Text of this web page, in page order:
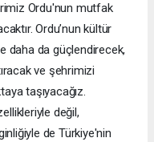
Ordu'nun mutfak
Ordu’nun kültür
daha da güçlendirecek,
ve şehrimizi
taşıyacağız.
değil,
de Türkiye'nin